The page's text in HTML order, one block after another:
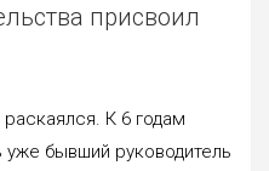
присвоил
К 6 годам
уже бывший руководитель